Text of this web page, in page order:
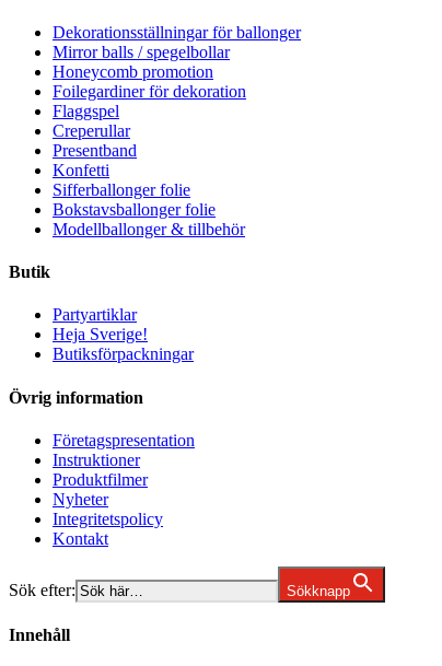
Dekorationsställningar för ballonger
Mirror balls / spegelbollar
Honeycomb promotion
Foilegardiner för dekoration
Flaggspel
Creperullar
Presentband
Konfetti
Sifferballonger folie
Bokstavsballonger folie
Modellballonger & tillbehör
Butik
Partyartiklar
Heja Sverige!
Butiksförpackningar
Övrig information
Företagspresentation
Instruktioner
Produktfilmer
Nyheter
Integritetspolicy
Kontakt
Sök efter: Sökknapp
Innehåll